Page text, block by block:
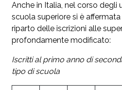
Anche in Italia, nel corso degli
scuola superiore si è affermata
riparto delle iscrizioni alle
profondamente modificato:
Iscritti al primo anno di
tipo di scuola